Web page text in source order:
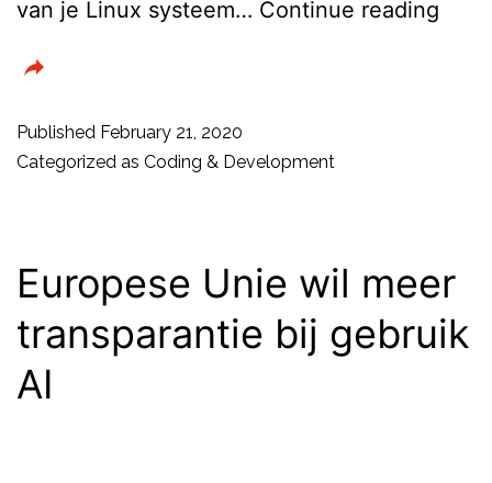
van je Linux systeem… Continue reading
met
Published February 21, 2020
Categorized as Coding & Development
Europese Unie wil meer
transparantie bij gebruik
AI